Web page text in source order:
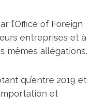
l’Office of Foreign
entreprises et à
mêmes allégations.
qu’entre 2019 et
et